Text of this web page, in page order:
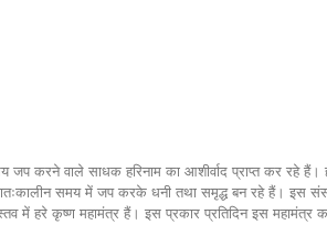
वाले साधक हरिनाम का आशीर्वाद प्राप्त कर रहे हैं।
समय में जप करके धनी तथा समृद्ध बन रहे हैं। इस
में हरे कृष्ण महामंत्र हैं। इस प्रकार प्रतिदिन इस